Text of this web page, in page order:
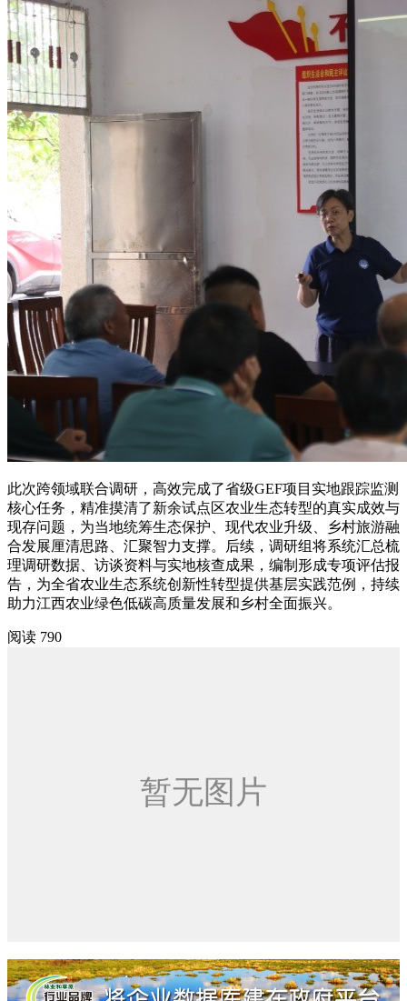
此次跨领域联合调研，高效完成了省级GEF项目实地跟踪监测
核心任务，精准摸清了新余试点区农业生态转型的真实成效与
现存问题，为当地统筹生态保护、现代农业升级、乡村旅游融
合发展厘清思路、汇聚智力支撑。后续，调研组将系统汇总梳
理调研数据、访谈资料与实地核查成果，编制形成专项评估报
告，为全省农业生态系统创新性转型提供基层实践范例，持续
助力江西农业绿色低碳高质量发展和乡村全面振兴。
阅读 790